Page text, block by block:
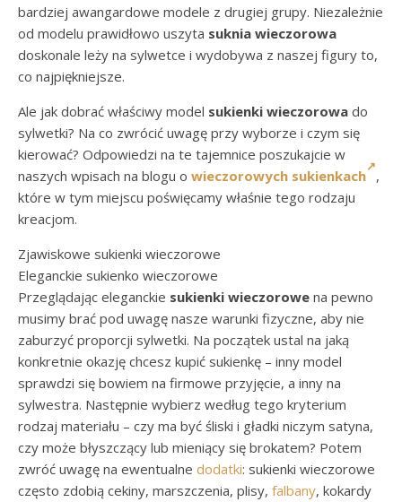
bardziej awangardowe modele z drugiej grupy. Niezależnie
od modelu prawidłowo uszyta suknia wieczorowa
doskonale leży na sylwetce i wydobywa z naszej figury to,
co najpiękniejsze.
Ale jak dobrać właściwy model sukienki wieczorowa do
sylwetki? Na co zwrócić uwagę przy wyborze i czym się
kierować? Odpowiedzi na te tajemnice poszukajcie w
naszych wpisach na blogu o wieczorowych sukienkach ,
które w tym miejscu poświęcamy właśnie tego rodzaju
kreacjom.
Zjawiskowe sukienki wieczorowe
Eleganckie sukienko wieczorowe
Przeglądając eleganckie sukienki wieczorowe na pewno
musimy brać pod uwagę nasze warunki fizyczne, aby nie
zaburzyć proporcji sylwetki. Na początek ustal na jaką
konkretnie okazję chcesz kupić sukienkę – inny model
sprawdzi się bowiem na firmowe przyjęcie, a inny na
sylwestra. Następnie wybierz według tego kryterium
rodzaj materiału – czy ma być śliski i gładki niczym satyna,
czy może błyszczący lub mieniący się brokatem? Potem
zwróć uwagę na ewentualne dodatki: sukienki wieczorowe
często zdobią cekiny, marszczenia, plisy, falbany, kokardy